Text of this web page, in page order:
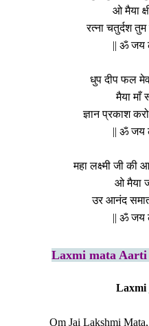
ओ मैया
रत्ना चतुर्दश तुम
|| ॐ जय
धुप दीप फल
मैया माँ
ज्ञान प्रकाश करो
|| ॐ जय
महा लक्ष्मी जी की
ओ मैया
उर आनंद
|| ॐ जय
Laxmi mata Aarti
Laxmi
Om Jai Lakshmi